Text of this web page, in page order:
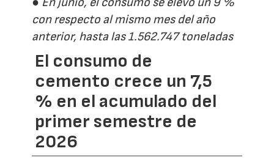
con respecto al mismo mes del año
anterior, hasta las 1.562.747 toneladas
El consumo de
cemento crece un 7,5
% en el acumulado del
primer semestre de
2026